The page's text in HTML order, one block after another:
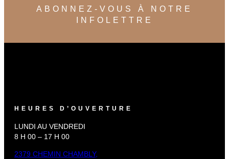
ABONNEZ-VOUS À NOTRE
INFOLETTRE
HEURES D’OUVERTURE
LUNDI AU VENDREDI
8 H 00 – 17 H 00
2379 CHEMIN CHAMBLY,